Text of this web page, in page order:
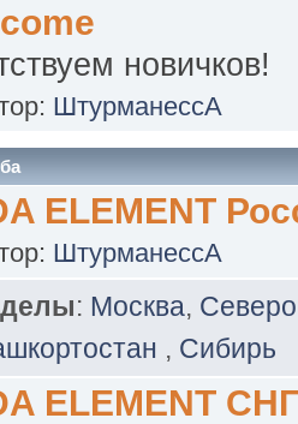
новичков!
ШтурманессА
ELEMENT
ШтурманессА
: Москва,
, Сибирь
ELEMENT